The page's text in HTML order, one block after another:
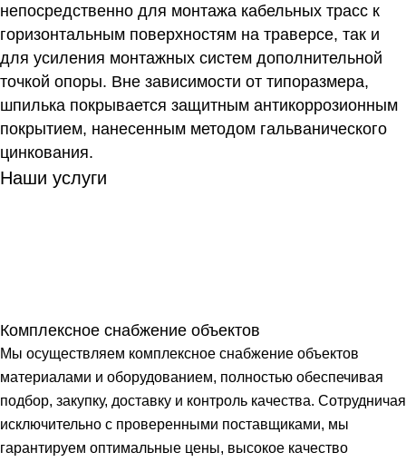
непосредственно для монтажа кабельных трасс к
горизонтальным поверхностям на траверсе, так и
для усиления монтажных систем дополнительной
точкой опоры. Вне зависимости от типоразмера,
шпилька покрывается защитным антикоррозионным
покрытием, нанесенным методом гальванического
цинкования.
Наши услуги
Комплексное снабжение объектов
Мы осуществляем комплексное снабжение объектов
материалами и оборудованием, полностью обеспечивая
подбор, закупку, доставку и контроль качества. Сотрудничая
исключительно с проверенными поставщиками, мы
гарантируем оптимальные цены, высокое качество